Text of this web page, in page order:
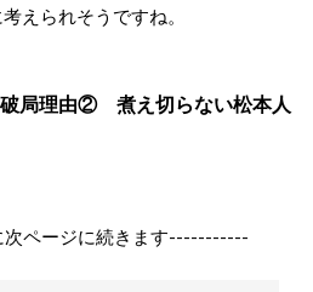
えられそうですね。
破局理由② 煮え切らない松本人
ページに続きます-----------